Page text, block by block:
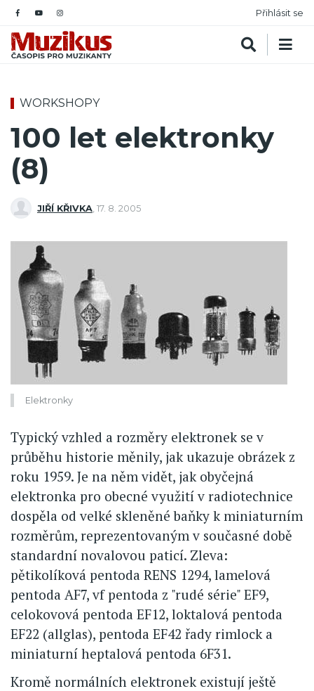
Přihlásit se
WORKSHOPY
100 let elektronky
(8)
JIŘÍ KŘIVKA 17. 8. 2005
Elektronky
Typický vzhled a rozměry elektronek se v
průběhu historie měnily, jak ukazuje obrázek z
roku 1959. Je na něm vidět, jak obyčejná
elektronka pro obecné využití v radiotechnice
dospěla od velké skleněné baňky k miniaturním
rozměrům, reprezentovaným v současné době
standardní novalovou paticí. Zleva:
pětikolíková pentoda RENS 1294, lamelová
pentoda AF7, vf pentoda z "rudé série" EF9,
celokovová pentoda EF12, loktalová pentoda
EF22 (allglas), pentoda EF42 řady rimlock a
miniaturní heptalová pentoda 6F31.
Kromě normálních elektronek existují ještě